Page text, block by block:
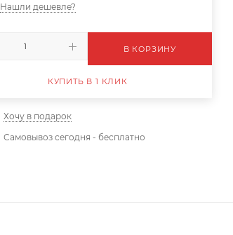
Нашли дешевле?
В КОРЗИНУ
КУПИТЬ В 1 КЛИК
Хочу в подарок
Самовывоз сегодня - бесплатно